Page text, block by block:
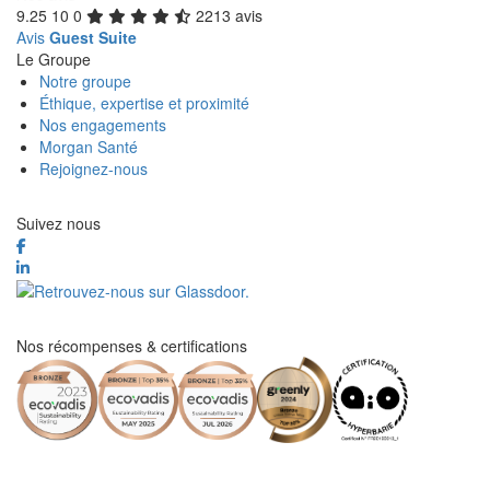
9.25 10 0
2213 avis
Avis Guest Suite
Le Groupe
Notre groupe
Éthique, expertise et proximité
Nos engagements
Morgan Santé
Rejoignez-nous
Suivez nous
Nos récompenses & certifications